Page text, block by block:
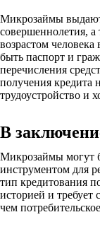
Микрозаймы
совершеннолетия,
возрастом
быть паспорт и
перечисления
получения кредита
трудоустройство и
В
Микрозаймы могут
инструментом для
тип кредитования
историей и требует
чем